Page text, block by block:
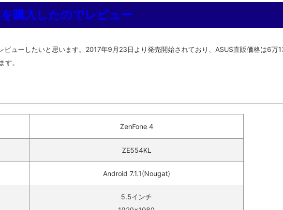
購入したのでレビュー
ビューしたいと思います。2017年9月23日より発売開始されており、ASUS直販価格は6万
す。
ZenFone 4
ZE554KL
Android 7.1.1(Nougat)
5.5インチ